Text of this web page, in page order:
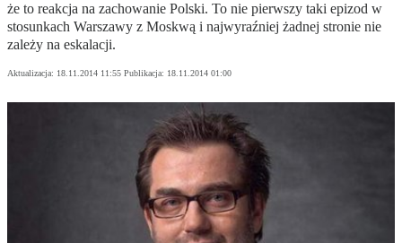
że to reakcja na zachowanie Polski. To nie pierwszy taki epizod w
stosunkach Warszawy z Moskwą i najwyraźniej żadnej stronie nie
zależy na eskalacji.
Aktualizacja: 18.11.2014 11:55 Publikacja: 18.11.2014 01:00